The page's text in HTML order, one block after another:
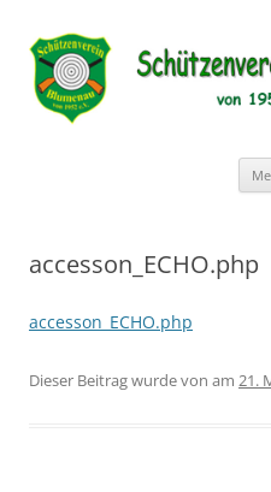
accesson_ECHO.php
accesson_ECHO.php
Dieser Beitrag wurdevon am 21.